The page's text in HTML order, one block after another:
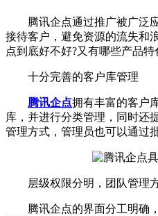
腾讯企点通过推广被广泛应
接待客户，避免资源的流失和
点到底好不好?又有哪些产品特
十分完善的客户库管理
腾讯企点拥有丰富的客户
库，并进行分类管理，同时还
管理方式，管理员也可以通过
层级权限分明，团队管理
腾讯企点的界面分工明确，